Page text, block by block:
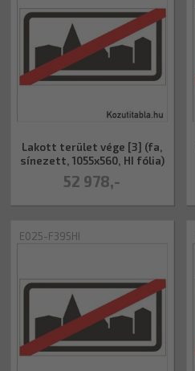
52 978,-
Lakott terület vége [3] (fa,
sínezett, 1055x560, HI fólia)
E025-F395HI